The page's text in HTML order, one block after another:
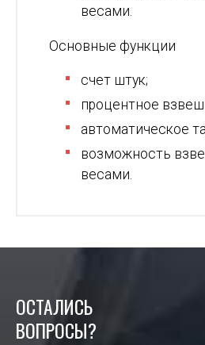
весами.
Основные функции
счет штук;
процентное
автоматическое
возможность
весами.
ОСТАЛИСЬ
ВОПРОСЫ?